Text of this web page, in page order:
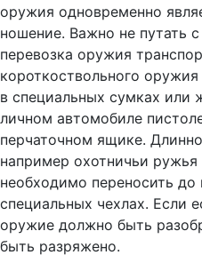
оружия одновременно
ношение. Важно не путать
перевозка оружия
короткоствольного
в специальных сумках или
личном автомобиле
перчаточном ящике.
например охотничьи
необходимо переносить до
специальных чехлах. Если
оружие должно быть
быть разряжено.